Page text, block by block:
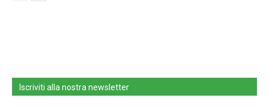
Iscriviti alla nostra newsletter